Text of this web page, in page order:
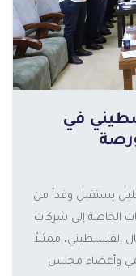
في
يستقبل وفداً من
الخاصة إلى شركات
الفلسطيني، ممثلاً
وأعضاء مجلس